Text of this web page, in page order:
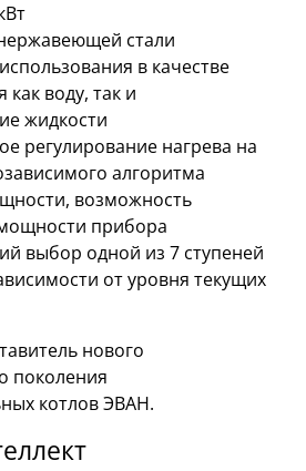
стали
в качестве
как воду, так и
жидкости
регулирование нагрева на
алгоритма
возможность
прибора
выбор одной из 7 ступеней
от уровня текущих
нового
поколения
котлов ЭВАН.